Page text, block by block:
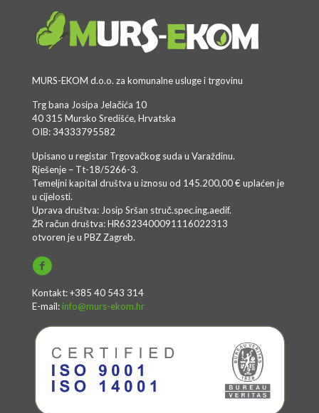
MURS-EKOM d.o.o. za komunalne usluge i trgovinu
Trg bana Josipa Jelačića 10
40 315 Mursko Središće, Hrvatska
OIB: 34333795582
Upisano u registar Trgovačkog suda u Varaždinu.
Rješenje – Tt-18/5266-3.
Temeljni kapital društva u iznosu od 145.200,00 € uplaćen je
u cijelosti.
Uprava društva: Josip Sršan struč.spec.ing.aedif.
ŽR račun društva: HR6323400091116022313
otvoren je u PBZ Zagreb.
Kontakt: +385 40 543 314
E-mail: info@murs-ekom.hr